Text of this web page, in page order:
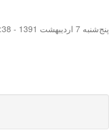
پنج‌شنبه 7 اردیبهشت 1391 - 20:38